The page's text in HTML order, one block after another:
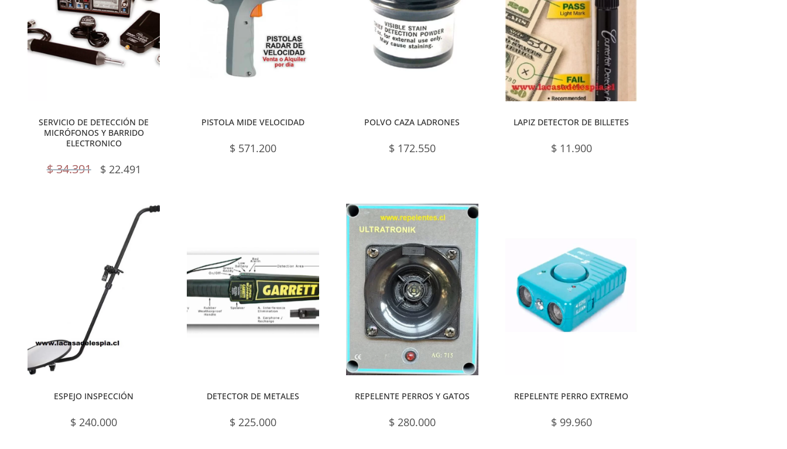
SERVICIO DE DETECCIÓN DE
MICRÓFONOS Y BARRIDO
ELECTRONICO
$34.391 $22.491
PISTOLA MIDE VELOCIDAD
$571.200
POLVO CAZA LADRONES
$172.550
LAPIZ DETECTOR DE BILLETES
$11.900
ESPEJO INSPECCIÓN
$ 240.000
DETECTOR DE METALES
$225.000
REPELENTE PERROS Y GATOS
$280.000
REPELENTE PERRO EXTREMO
$99.960